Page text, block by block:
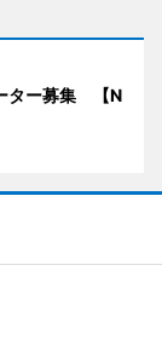
ター募集 【N